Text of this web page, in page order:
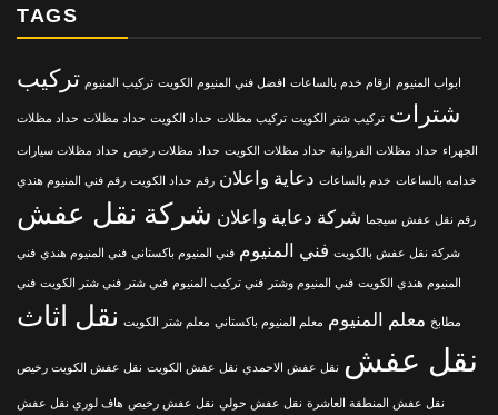
TAGS
ابواب المنيوم ارقام خدم بالساعات افضل فني المنيوم الكويت تركيب المنيوم تركيب
شترات تركيب شتر الكويت تركيب مظلات حداد الكويت حداد مظلات حداد مظلات
الجهراء حداد مظلات الفروانية حداد مظلات الكويت حداد مظلات رخيص حداد مظلات سيارات
خدامه بالساعات خدم بالساعات دعاية واعلان رقم حداد الكويت رقم فني المنيوم هندي
رقم نقل عفش سيجما شركة دعاية واعلان شركة نقل عفش
شركة نقل عفش بالكويت فني المنيوم فني المنيوم باكستاني فني المنيوم هندي فني
المنيوم هندي الكويت فني المنيوم وشتر فني تركيب المنيوم فني شتر فني شتر الكويت فني
مطابخ معلم المنيوم معلم المنيوم باكستاني معلم شتر الكويت نقل اثاث
نقل عفش نقل عفش الاحمدي نقل عفش الكويت نقل عفش الكويت رخيص
نقل عفش المنطقة العاشرة نقل عفش حولي نقل عفش رخيص هاف لوري نقل عفش